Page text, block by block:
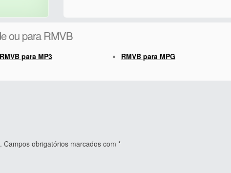
ou para RMVB
RMVB para MP3
RMVB para MPG
Campos obrigatórios marcados com *